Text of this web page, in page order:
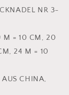
NR 3-
M = 10 CM, 20
24 M = 10
AUS CHINA,